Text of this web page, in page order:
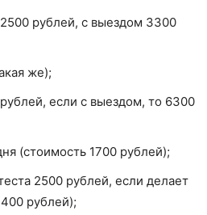
рублей, с выездом 3300
же);
если с выездом, то 6300
(стоимость 1700 рублей);
2500 рублей, если делает
рублей);